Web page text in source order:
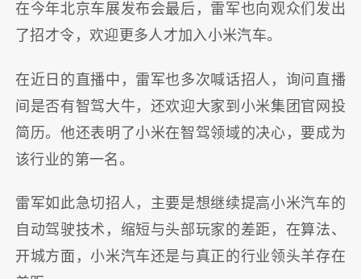
在今年北京车展发布会最后，雷军也向观众们发出
了招才令，欢迎更多人才加入小米汽车。
在近日的直播中，雷军也多次喊话招人，询问直播
间是否有智驾大牛，还欢迎大家到小米集团官网投
简历。他还表明了小米在智驾领域的决心，要成为
该行业的第一名。
雷军如此急切招人，主要是想继续提高小米汽车的
自动驾驶技术，缩短与头部玩家的差距，在算法、
开城方面，小米汽车还是与真正的行业领头羊存在